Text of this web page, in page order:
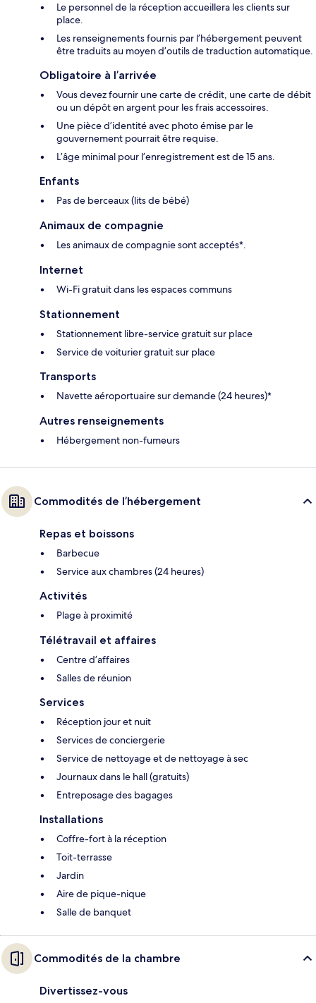
Le personnel de la réception accueillera les clients sur
place.
Les renseignements fournis par l’hébergement peuvent
être traduits au moyen d’outils de traduction automatique.
Obligatoire à l’arrivée
Vous devez fournir une carte de crédit, une carte de débit
ou un dépôt en argent pour les frais accessoires.
Une pièce d’identité avec photo émise par le
gouvernement pourrait être requise.
L’âge minimal pour l’enregistrement est de 15 ans.
Enfants
Pas de berceaux (lits de bébé)
Animaux de compagnie
Les animaux de compagnie sont acceptés*.
Internet
Wi-Fi gratuit dans les espaces communs
Stationnement
Stationnement libre-service gratuit sur place
Service de voiturier gratuit sur place
Transports
Navette aéroportuaire sur demande (24 heures)*
Autres renseignements
Hébergement non-fumeurs
Commodités de l’hébergement
Repas et boissons
Barbecue
Service aux chambres (24 heures)
Activités
Plage à proximité
Télétravail et affaires
Centre d’affaires
Salles de réunion
Services
Réception jour et nuit
Services de conciergerie
Service de nettoyage et de nettoyage à sec
Journaux dans le hall (gratuits)
Entreposage des bagages
Installations
Coffre-fort à la réception
Toit-terrasse
Jardin
Aire de pique-nique
Salle de banquet
Commodités de la chambre
Divertissez-vous